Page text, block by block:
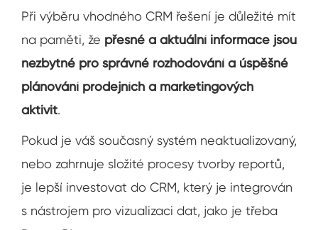
Při výběru vhodného CRM řešení je důležité mít
na paměti, že přesné a aktuální informace jsou
nezbytné pro správné rozhodování a úspěšné
plánování prodejních a marketingových
aktivit.
Pokud je váš současný systém neaktualizovaný,
nebo zahrnuje složité procesy tvorby reportů,
je lepší investovat do CRM, který je integrován
s nástrojem pro vizualizaci dat, jako je třeba